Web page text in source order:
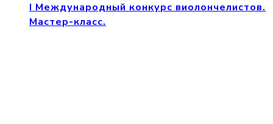
I Международный конкурс виолончелистов.
Мастер-класс.